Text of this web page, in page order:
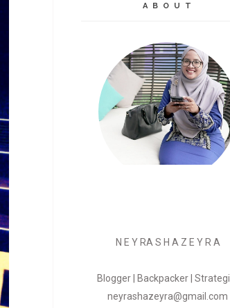
A B O U T
N E Y RA S H A Z E Y R A
Blogger | Backpacker |
neyrashazeyra@gmail.com